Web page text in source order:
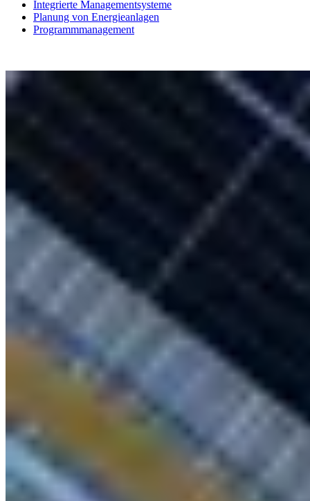
Integrierte Managementsysteme
Planung von Energieanlagen
Programmmanagement